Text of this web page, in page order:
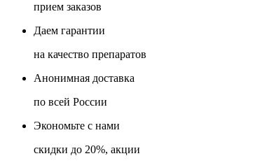
прием заказов
Даем гарантии
на качество препаратов
Анонимная доставка
по всей России
Экономьте с нами
скидки до 20%, акции